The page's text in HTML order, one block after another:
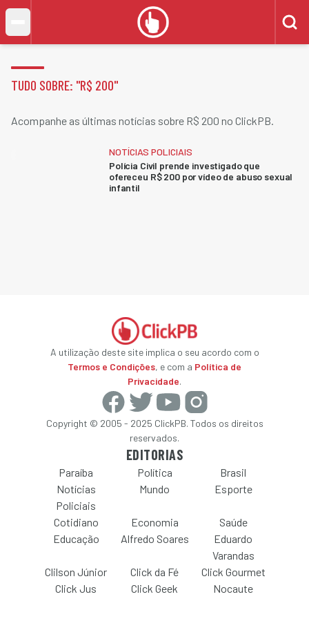
TUDO SOBRE: "R$ 200"
Acompanhe as últimas notícias sobre R$ 200 no ClickPB.
NOTÍCIAS POLICIAIS
Polícia Civil prende investigado que
ofereceu R$ 200 por vídeo de abuso sexual
infantil
A utilização deste site implica o seu acordo com o
Termos e Condições, e com a Política de
Privacidade.
Copyright © 2005 - 2025 ClickPB. Todos os direitos
reservados.
EDITORIAS
Paraíba Política
Brasil
Notícias
Policiais
Mundo Esporte
Cotidiano Economia
Saúde
Educação
Alfredo Soares
Eduardo
Varandas
Clilson Júnior
Click da Fé
Click Gourmet
Click Jus
Click Geek Nocaute